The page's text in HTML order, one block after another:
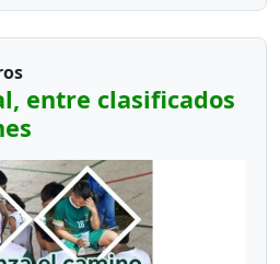
que en vez de recibir
lo que recibieron, “fue
ya anuncia que esta
del nuevo órgano de
regresando Héctor
presidente de organismo
entre clasificados